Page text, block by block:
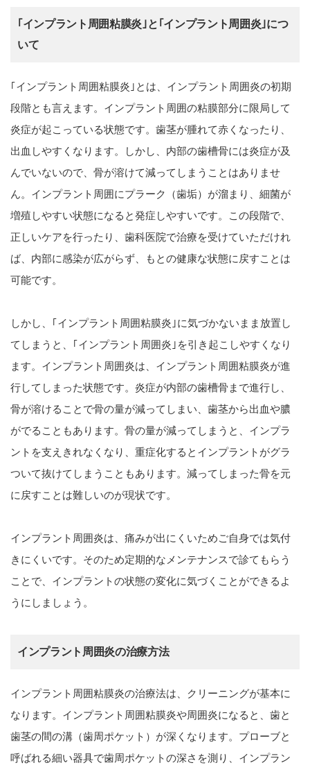
｢インプラント周囲粘膜炎｣と｢インプラント周囲炎｣につ
いて
｢インプラント周囲粘膜炎｣とは、インプラント周囲炎の初期
段階とも言えます。インプラント周囲の粘膜部分に限局して
炎症が起こっている状態です。歯茎が腫れて赤くなったり、
出血しやすくなります。しかし、内部の歯槽骨には炎症が及
んでいないので、骨が溶けて減ってしまうことはありませ
ん。インプラント周囲にプラーク（歯垢）が溜まり、細菌が
増殖しやすい状態になると発症しやすいです。この段階で、
正しいケアを行ったり、歯科医院で治療を受けていただけれ
ば、内部に感染が広がらず、もとの健康な状態に戻すことは
可能です。
しかし、｢インプラント周囲粘膜炎｣に気づかないまま放置し
てしまうと、｢インプラント周囲炎｣を引き起こしやすくなり
ます。インプラント周囲炎は、インプラント周囲粘膜炎が進
行してしまった状態です。炎症が内部の歯槽骨まで進行し、
骨が溶けることで骨の量が減ってしまい、歯茎から出血や膿
がでることもあります。骨の量が減ってしまうと、インプラ
ントを支えきれなくなり、重症化するとインプラントがグラ
ついて抜けてしまうこともあります。減ってしまった骨を元
に戻すことは難しいのが現状です。
インプラント周囲炎は、痛みが出にくいためご自身では気付
きにくいです。そのため定期的なメンテナンスで診てもらう
ことで、インプラントの状態の変化に気づくことができるよ
うにしましょう。
インプラント周囲炎の治療方法
インプラント周囲粘膜炎の治療法は、クリーニングが基本に
なります。インプラント周囲粘膜炎や周囲炎になると、歯と
歯茎の間の溝（歯周ポケット）が深くなります。プローブと
呼ばれる細い器具で歯周ポケットの深さを測り、インプラン